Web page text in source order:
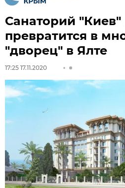
Санаторий "Киев"
превратится в
"дворец" в Ялте
17:25 17.11.2020